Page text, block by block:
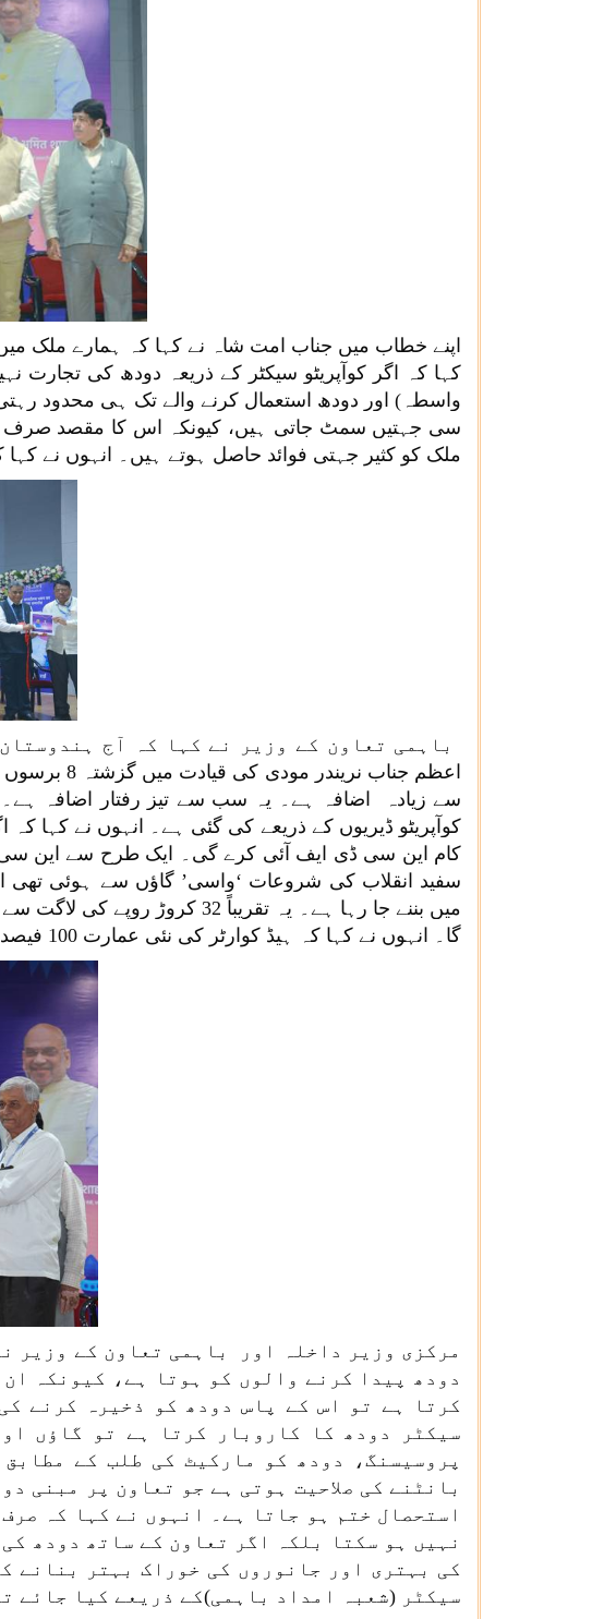
اپنے خطاب میں جناب امت شاہ نے کہا کہ ہمارے ملک
کہا کہ اگر کوآپریٹو سیکٹر کے ذریعہ دودھ کی تجارت
واسطہ) اور دودھ استعمال کرنے والے تک ہی محدود
سی جہتیں سمٹ جاتی ہیں، کیونکہ اس کا مقصد صرف
ملک کو کثیر جہتی فوائد حاصل ہوتے ہیں۔ انہوں نے کہا کہ ہندوستان نے گزشتہ 50بر سوں میں
سے زیادہ اضافہ ہے۔ یہ سب سے تیز رفتار اضافہ
کوآپریٹو ڈیریوں کے ذریعے کی گئی ہے۔ انہوں نے کہا کہ
کام این سی ڈی ایف آئی کرے گی۔ ایک طرح سے این سی
میں بننے جا رہا ہے۔ یہ تقریباً
گا۔ انہوں نے کہا کہ ہیڈ کوارٹر کی نئی عمارت 100 فیصد ماحول دوست انداز پر تعمیر کی جائے گی۔
مرکزی وزیر داخلہ اور باہمی تعاون کے وزیر
دودھ پیدا کرنے والوں کو ہوتا ہے، کیونکہ
کرتا ہے تو اس کے پاس دودھ کو ذخیرہ کرنے
سیکٹر دودھ کا کاروبار کرتا ہے تو گاؤں
پروسیسنگ، دودھ کو مارکیٹ کی طلب کے
بانٹنے کی صلاحیت ہوتی ہے جو تعاون پر مبنی
استحصال ختم ہو جاتا ہے۔ انہوں نے کہا کہ
نہیں ہو سکتا بلکہ اگر تعاون کے ساتھ دودھ
کی بہتری اور جانوروں کی خوراک بہتر بنانے
سیکٹر (شعبہ امداد باہمی)کے ذریعے کیا جائے